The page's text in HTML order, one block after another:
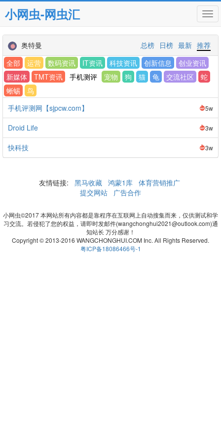
小网虫-网虫汇
奥特曼 推荐
最新
日榜
总榜
全部
运营 数码资讯 IT资讯 科技资讯 创新信息
创业资讯
新媒体
TMT资讯 手机测评 宠物 狗 猫 龟 交流社区
蛇
蜥蜴
鸟
手机评测网【sjpcw.com】
5w
Droid Life 3w
快科技 3w
友情链接: 黑马收藏 鸿蒙1库 体育营销推广
提交网站
广告合作
小网虫©2017 本网站所有内容都是靠程序在互联网上自动搜集而来，仅供测试和学
习交流。若侵犯了您的权益，请即时发邮件(wangchonghui2021@outlook.com)通
知站长 万分感谢！
Copyright © 2013-2016 WANGCHONGHUI.COM Inc. All Rights Reserved.
粤ICP备18086466号-1